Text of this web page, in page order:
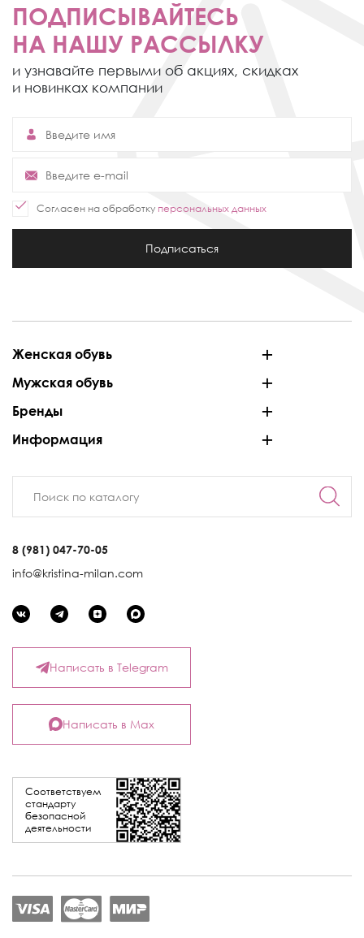
ПОДПИСЫВАЙТЕСЬ
НА НАШУ РАССЫЛКУ
и узнавайте первыми об акциях, скидках
и новинках компании
Согласен на обработку персональных данных
Подписаться
Женская обувь
Мужская обувь
Бренды
Информация
8 (981) 047-70-05
info@kristina-milan.com
Соответствуем
стандарту
безопасной
деятельности
Написать в Telegram
Написать в Max